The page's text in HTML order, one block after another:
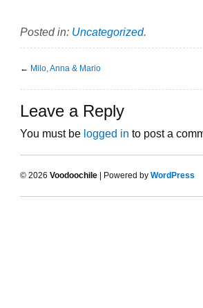
Posted in: Uncategorized.
← Milo, Anna & Mario
Leave a Reply
You must be logged in to post a
© 2026 Voodoochile | Powered by WordPress